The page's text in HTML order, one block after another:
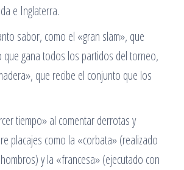
e Inglaterra.
sabor, como el «gran slam», que
que gana todos los partidos del torneo,
que recibe el conjunto que los
tiempo» al comentar derrotas y
placajes como la «corbata» (realizado
y la «francesa» (ejecutado con